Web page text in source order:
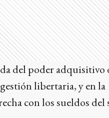
del poder adquisitivo
libertaria, y en la
con los sueldos del